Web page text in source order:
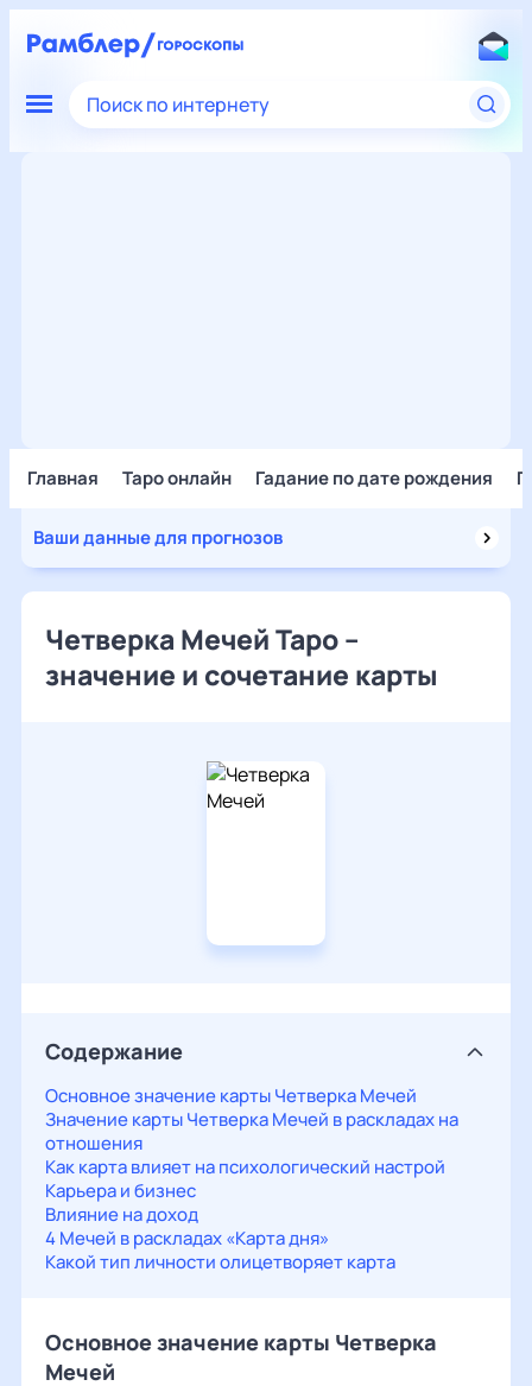
Поиск по интернету
Главная Таро онлайн Гадание по дате рождения
Ваши данные для прогнозов
Четверка Мечей Таро –
значение и сочетание карты
Содержание
Основное значение карты Четверка Мечей
Значение карты Четверка Мечей в раскладах на
отношения
Как карта влияет на психологический настрой
Карьера и бизнес
Влияние на доход
4 Мечей в раскладах «Карта дня»
Какой тип личности олицетворяет карта
Основное значение карты Четверка
Мечей